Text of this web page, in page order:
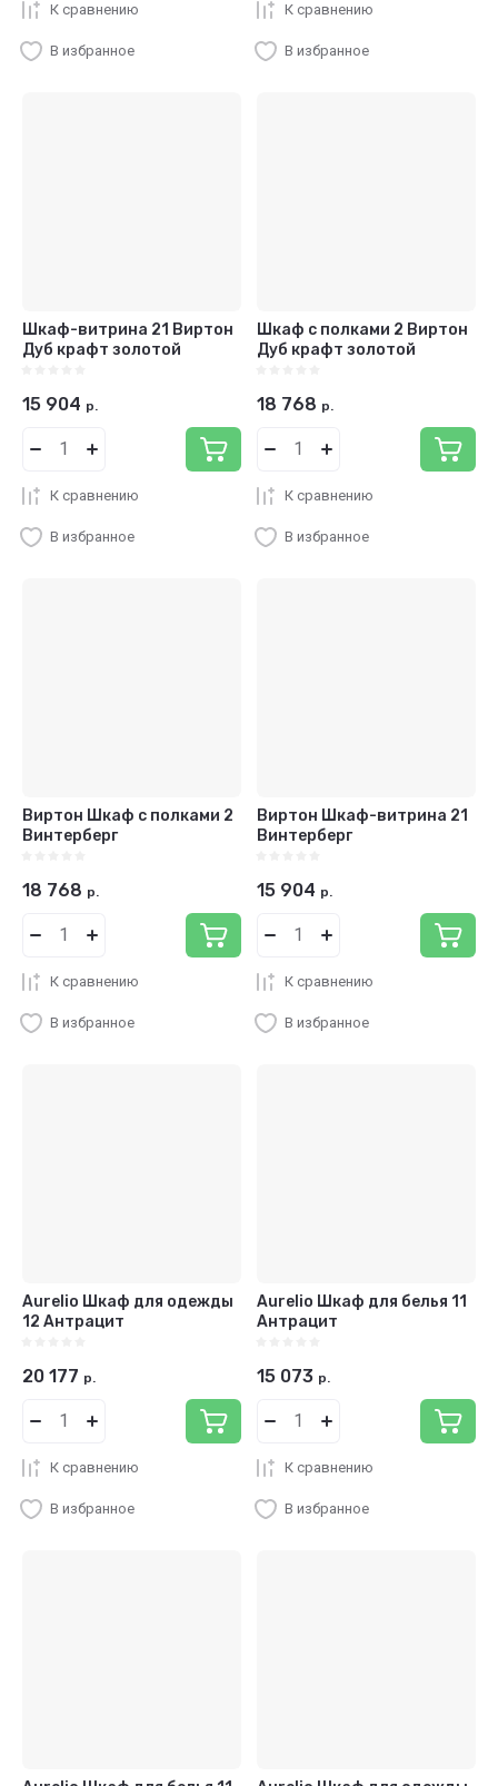
К сравнению
В избранное
К сравнению
В избранное
Шкаф-витрина 21 Виртон
Дуб крафт золотой
15 904 р.
К сравнению
В избранное
Шкаф с полками 2 Виртон
Дуб крафт золотой
18 768 р.
К сравнению
В избранное
Виртон Шкаф с полками 2
Винтерберг
18 768 р.
К сравнению
В избранное
Виртон Шкаф-витрина 21
Винтерберг
15 904 р.
К сравнению
В избранное
Aurelio Шкаф для одежды
12 Антрацит
20 177 р.
К сравнению
В избранное
Aurelio Шкаф для белья 11
Антрацит
15 073 р.
К сравнению
В избранное